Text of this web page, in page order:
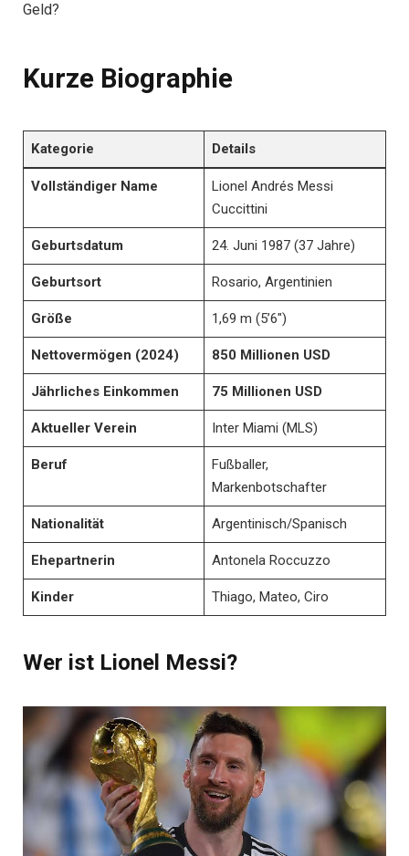
Geld?
Kurze Biographie
Kategorie Details
Vollständiger Name
Lionel Andrés Messi
Cuccittini
Geburtsdatum 24. Juni 1987 (37 Jahre)
Geburtsort Rosario, Argentinien
Größe 1,69 m (5’6″)
Nettovermögen (2024) 850 Millionen USD
Jährliches Einkommen 75 Millionen USD
Aktueller Verein Inter Miami (MLS)
Beruf
Fußballer,
Markenbotschafter
Nationalität Argentinisch/Spanisch
Ehepartnerin Antonela Roccuzzo
Kinder Thiago, Mateo, Ciro
Wer ist Lionel Messi?